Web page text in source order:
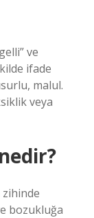
ve
ifade
malul.
veya
zihinde
bozukluğa